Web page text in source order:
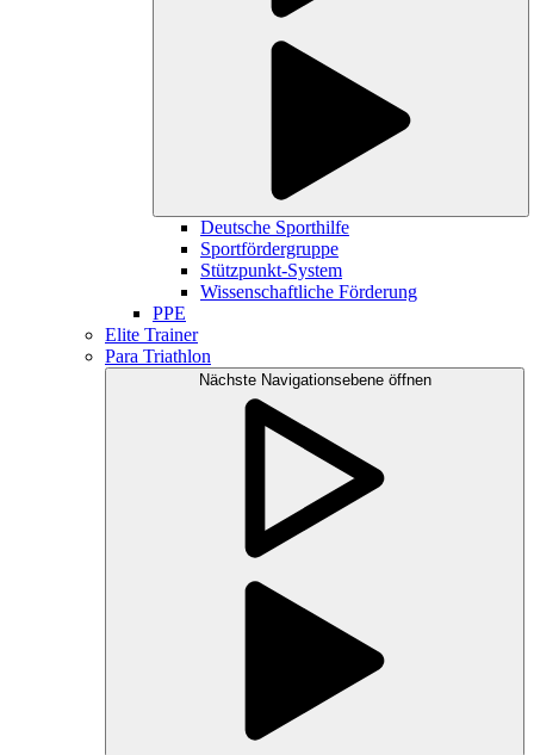
Deutsche Sporthilfe
Sportfördergruppe
Stützpunkt-System
Wissenschaftliche Förderung
PPE
Elite Trainer
Para Triathlon
Nächste Navigationsebene öffnen